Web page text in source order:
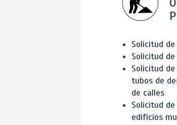
Solicitud
Solicitud de
Solicitud
tubos de
de calles
Solicitud
edificios